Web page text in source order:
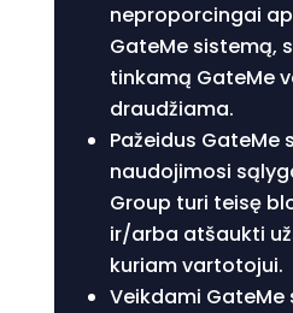
neproporcingai
GateMe sistemą,
tinkamą GateMe
draudžiama.
Pažeidus GateMe
naudojimosi
Group turi teisę
ir/arba atšaukti
kuriam vartotojui.
Veikdami GateMe